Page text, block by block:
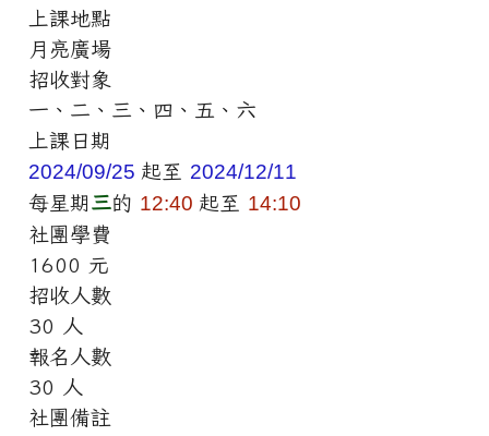
上課地點
月亮廣場
招收對象
一、二、三、四、五、六
上課日期
2024/09/25 起至 2024/12/11
每星期 三的 12:40 起至 14:10
社團學費
1600 元
招收人數
30 人
報名人數
30 人
社團備註